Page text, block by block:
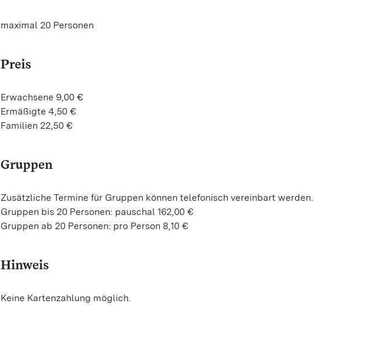
maximal 20 Personen
Preis
Erwachsene 9,00 €
Ermäßigte 4,50 €
Familien 22,50 €
Gruppen
Zusätzliche Termine für Gruppen können telefonisch vereinbart werden.
Gruppen bis 20 Personen: pauschal 162,00 €
Gruppen ab 20 Personen: pro Person 8,10 €
Hinweis
Keine Kartenzahlung möglich.